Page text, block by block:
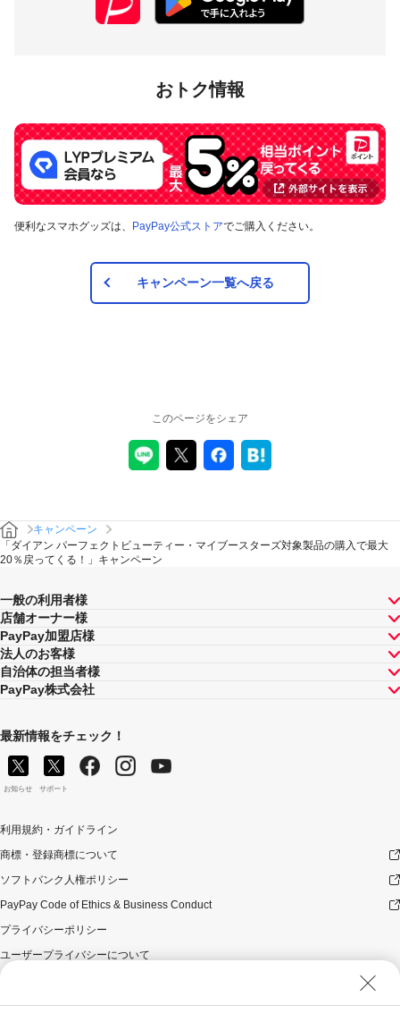
おトク情報
便利なスマホグッズは、 PayPay公式ストアでご購入ください。
キャンペーン一覧へ戻る
このページをシェア
キャンペーン
「ダイアン パーフェクトビューティー・マイブースターズ対象製品の購入で最大
20％戻ってくる！」キャンペーン
一般の利用者様
店舗オーナー様
PayPay加盟店様
法人のお客様
自治体の担当者様
PayPay株式会社
最新情報をチェック！
お知らせ サポート
利用規約・ガイドライン
商標・登録商標について
ソフトバンク人権ポリシー
PayPay Code of Ethics & Business Conduct
プライバシーポリシー
ユーザープライバシーについて
ウェブサイト利用規約